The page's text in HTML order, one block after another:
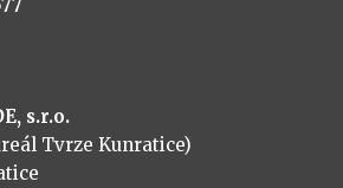
s.r.o.
Tvrze Kunratice)